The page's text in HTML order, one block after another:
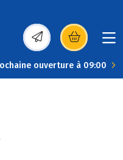
(s’ouvre dans une
ouverture à 09:00